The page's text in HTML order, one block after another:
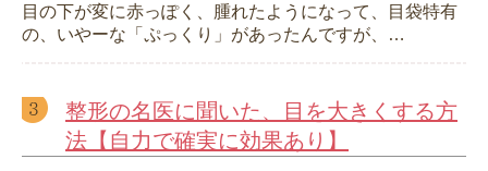
目の下が変に赤っぽく、腫れたようになって、目袋特有
の、いやーな「ぷっくり」があったんですが、…
整形の名医に聞いた、目を大きくする方
法【自力で確実に効果あり】